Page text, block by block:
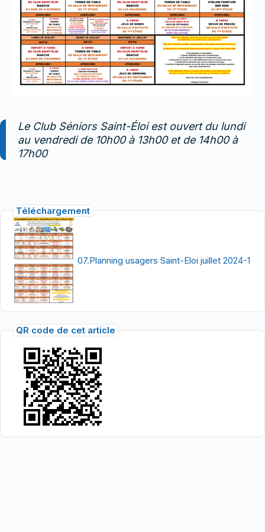
Le Club Séniors Saint-Éloi est ouvert du lundi
au vendredi de 10h00 à 13h00 et de 14h00 à
17h00
Téléchargement
07.Planning usagers Saint-Eloi juillet 2024-1
QR code de cet article